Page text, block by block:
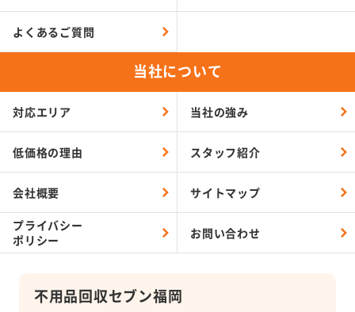
不用品回収セブン福岡
よくあるご質問
当社について
対応エリア 当社の強み
低価格の理由 スタッフ紹介
会社概要 サイトマップ
プライバシー
ポリシー
お問い合わせ